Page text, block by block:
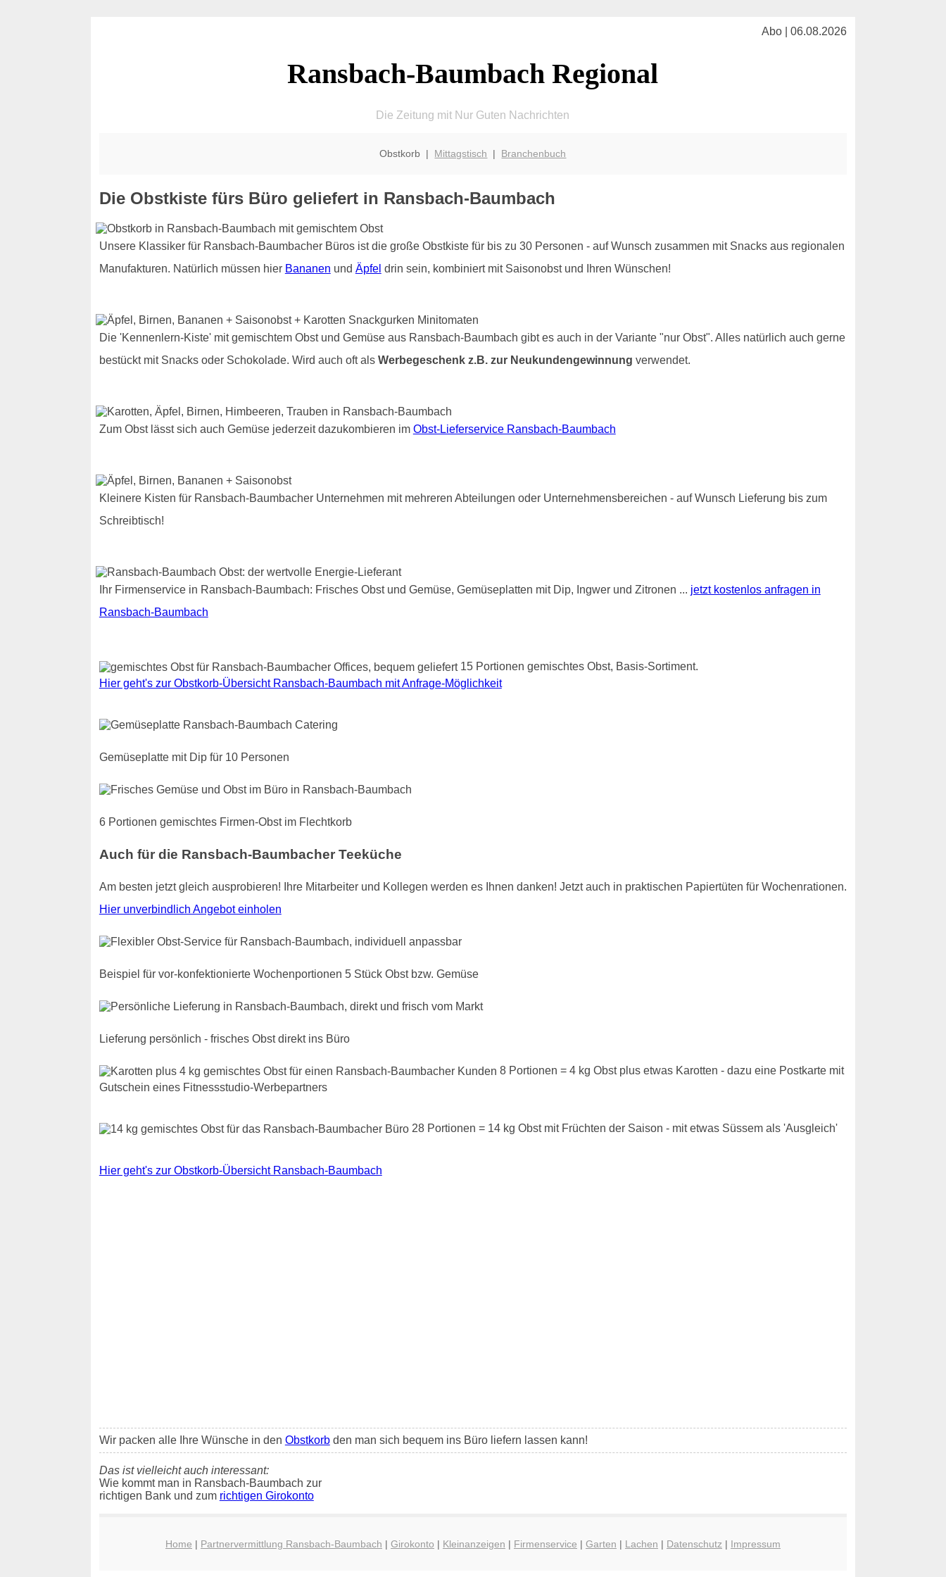
Abo | 06.08.2026
Ransbach-Baumbach Regional
Die Zeitung mit Nur Guten Nachrichten
Obstkorb | Mittagstisch | Branchenbuch
Die Obstkiste fürs Büro geliefert in Ransbach-Baumbach
Unsere Klassiker für Ransbach-Baumbacher Büros ist die große Obstkiste für bis zu 30 Personen - auf Wunsch zusammen mit Snacks aus regionalen
Manufakturen. Natürlich müssen hier Bananen und Äpfel drin sein, kombiniert mit Saisonobst und Ihren Wünschen!
Die 'Kennenlern-Kiste' mit gemischtem Obst und Gemüse aus Ransbach-Baumbach gibt es auch in der Variante "nur Obst". Alles natürlich auch gerne
bestückt mit Snacks oder Schokolade. Wird auch oft als Werbegeschenk z.B. zur Neukundengewinnung verwendet.
Zum Obst lässt sich auch Gemüse jederzeit dazukombieren im Obst-Lieferservice Ransbach-Baumbach
Kleinere Kisten für Ransbach-Baumbacher Unternehmen mit mehreren Abteilungen oder Unternehmensbereichen - auf Wunsch Lieferung bis zum
Schreibtisch!
Ihr Firmenservice in Ransbach-Baumbach: Frisches Obst und Gemüse, Gemüseplatten mit Dip, Ingwer und Zitronen ... jetzt kostenlos anfragen in
Ransbach-Baumbach
15 Portionen gemischtes Obst, Basis-Sortiment.
Hier geht's zur Obstkorb-Übersicht Ransbach-Baumbach mit Anfrage-Möglichkeit
Gemüseplatte mit Dip für 10 Personen
6 Portionen gemischtes Firmen-Obst im Flechtkorb
Auch für die Ransbach-Baumbacher Teeküche
Am besten jetzt gleich ausprobieren! Ihre Mitarbeiter und Kollegen werden es Ihnen danken! Jetzt auch in praktischen Papiertüten für Wochenrationen.
Hier unverbindlich Angebot einholen
Beispiel für vor-konfektionierte Wochenportionen 5 Stück Obst bzw. Gemüse
Lieferung persönlich - frisches Obst direkt ins Büro
8 Portionen = 4 kg Obst plus etwas Karotten - dazu eine Postkarte mit
Gutschein eines Fitnessstudio-Werbepartners
28 Portionen = 14 kg Obst mit Früchten der Saison - mit etwas Süssem als 'Ausgleich'
Hier geht's zur Obstkorb-Übersicht Ransbach-Baumbach
Wir packen alle Ihre Wünsche in den Obstkorbden man sich bequem ins Büro liefern lassen kann!
Das ist vielleicht auch interessant:
Wie kommt man in Ransbach-Baumbach zur
richtigen Bank und zum richtigen Girokonto
Home | Partnervermittlung Ransbach-Baumbach | Girokonto | Kleinanzeigen | Firmenservice | Garten | Lachen | Datenschutz | Impressum